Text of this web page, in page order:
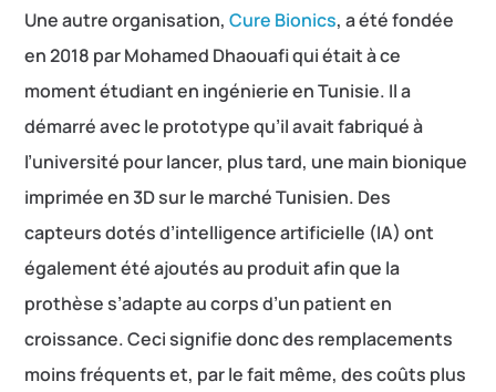
Une autre organisation,Cure Bionics, a été fondée
en 2018 par Mohamed Dhaouafi qui était à ce
moment étudiant en ingénierie en Tunisie. Il a
démarré avec le prototype qu’il avait fabriqué à
l’université pour lancer, plus tard, une main bionique
imprimée en 3D sur le marché Tunisien. Des
capteurs dotés d’intelligence artificielle (IA) ont
également été ajoutés au produit afin que la
prothèse s’adapte au corps d’un patient en
croissance. Ceci signifie donc des remplacements
moins fréquents et, par le fait même, des coûts plus